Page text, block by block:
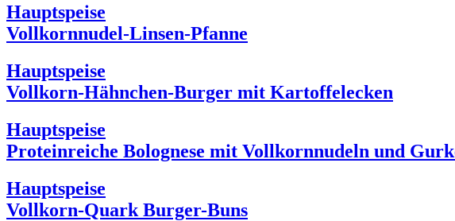
Hauptspeise
Vollkornnudel-Linsen-Pfanne
Hauptspeise
Vollkorn-Hähnchen-Burger mit Kartoffelecken
Hauptspeise
Proteinreiche Bolognese mit Vollkornnudeln und
Hauptspeise
Vollkorn-Quark Burger-Buns